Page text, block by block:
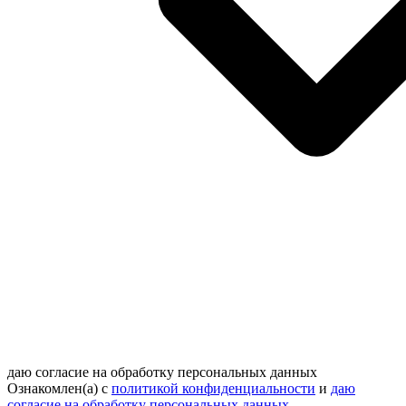
даю согласие на обработку персональных данных
Ознакомлен(а) с политикой конфиденциальности и даю